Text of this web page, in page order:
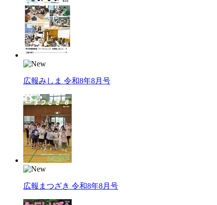
広報みしま 令和8年8月号
広報まつざき 令和8年8月号